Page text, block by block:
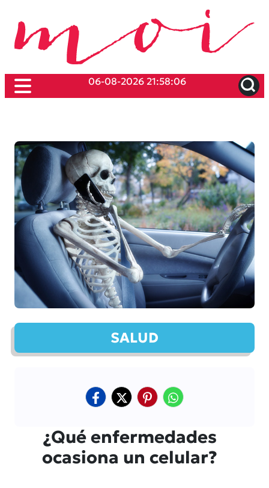
06-08-2026 21:58:06
SALUD
¿Qué enfermedades
ocasiona un celular?